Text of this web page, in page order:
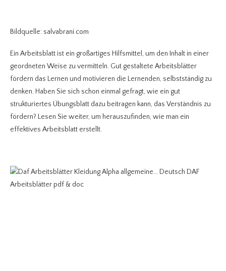
Bildquelle: salvabrani.com
Ein Arbeitsblatt ist ein großartiges Hilfsmittel, um den Inhalt in einer
geordneten Weise zu vermitteln. Gut gestaltete Arbeitsblätter
fördern das Lernen und motivieren die Lernenden, selbstständig zu
denken. Haben Sie sich schon einmal gefragt, wie ein gut
strukturiertes Übungsblatt dazu beitragen kann, das Verständnis zu
fördern? Lesen Sie weiter, um herauszufinden, wie man ein
effektives Arbeitsblatt erstellt.